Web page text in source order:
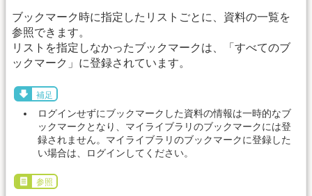
ブックマーク時に指定したリストごとに、資料の一覧を
参照できます。
リストを指定しなかったブックマークは、「すべてのブ
ックマーク」に登録されています。
補足
ログインせずにブックマークした資料の情報は一時的なブ
ックマークとなり、マイライブラリのブックマークには登
録されません。マイライブラリのブックマークに登録した
い場合は、ログインしてください。
参照